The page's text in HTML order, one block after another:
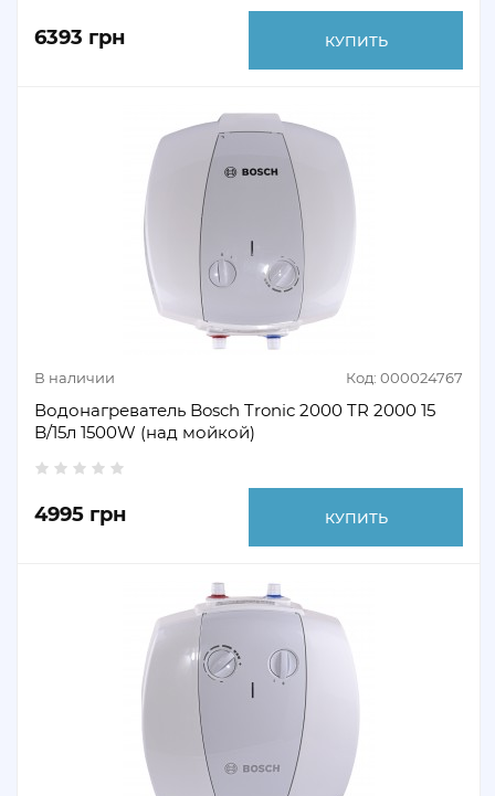
6393 грн КУПИТЬ
В наличии Код: 000024767
Водонагреватель Bosch Tronic 2000 TR 2000 15
B/15л 1500W (над мойкой)
4995 грн КУПИТЬ